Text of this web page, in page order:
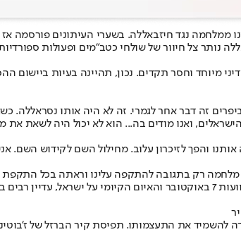
צל חיוור של שולחי כטב"מים ופעולות
מיוחד וחסר תקדים. נכון, תהיינה בעיות ביישום
עבר במשך 40 שנה זה דבר אחד, וסיפור הביפרים זה דבר אחר
ואנו מודים בה... הוא לא יכול היה לשאת
והפך לזיכרון עלוב. מחילול השם לקידוש השם.
למלחמה כדי להכריע את חמאס? התשובה ברורה. אם תוך כדי המלחמה, לאחר שהתבררו